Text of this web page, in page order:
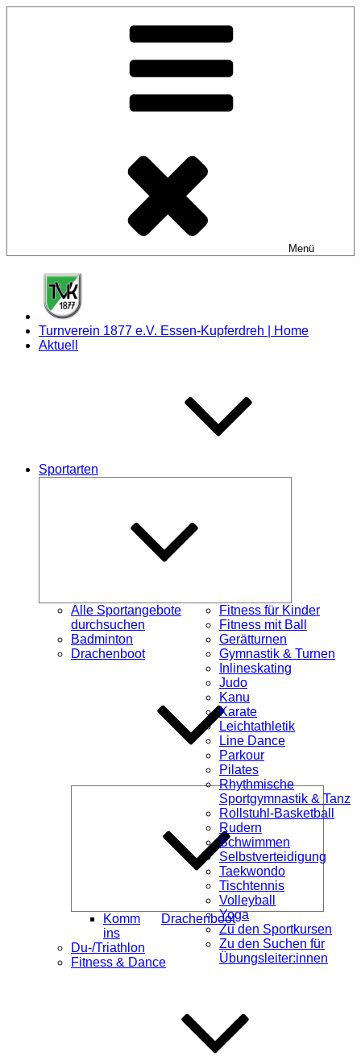
Menü
Turnverein 1877 e.V. Essen-Kupferdreh | Home
Aktuell
Sportarten
Alle Sportangebote
durchsuchen
Badminton
Drachenboot
öffnen
Komm
ins
Drachenboot
Du-/Triathlon
Fitness & Dance
Fitness für Kinder
Fitness mit Ball
Gerätturnen
Gymnastik & Turnen
Inlineskating
Judo
Kanu
Karate
Leichtathletik
Line Dance
Parkour
Pilates
Rhythmische
Sportgymnastik & Tanz
Rollstuhl-Basketball
Rudern
Schwimmen
Selbstverteidigung
Taekwondo
Tischtennis
Volleyball
Yoga
Zu den Sportkursen
Zu den Suchen für
Übungsleiter:innen